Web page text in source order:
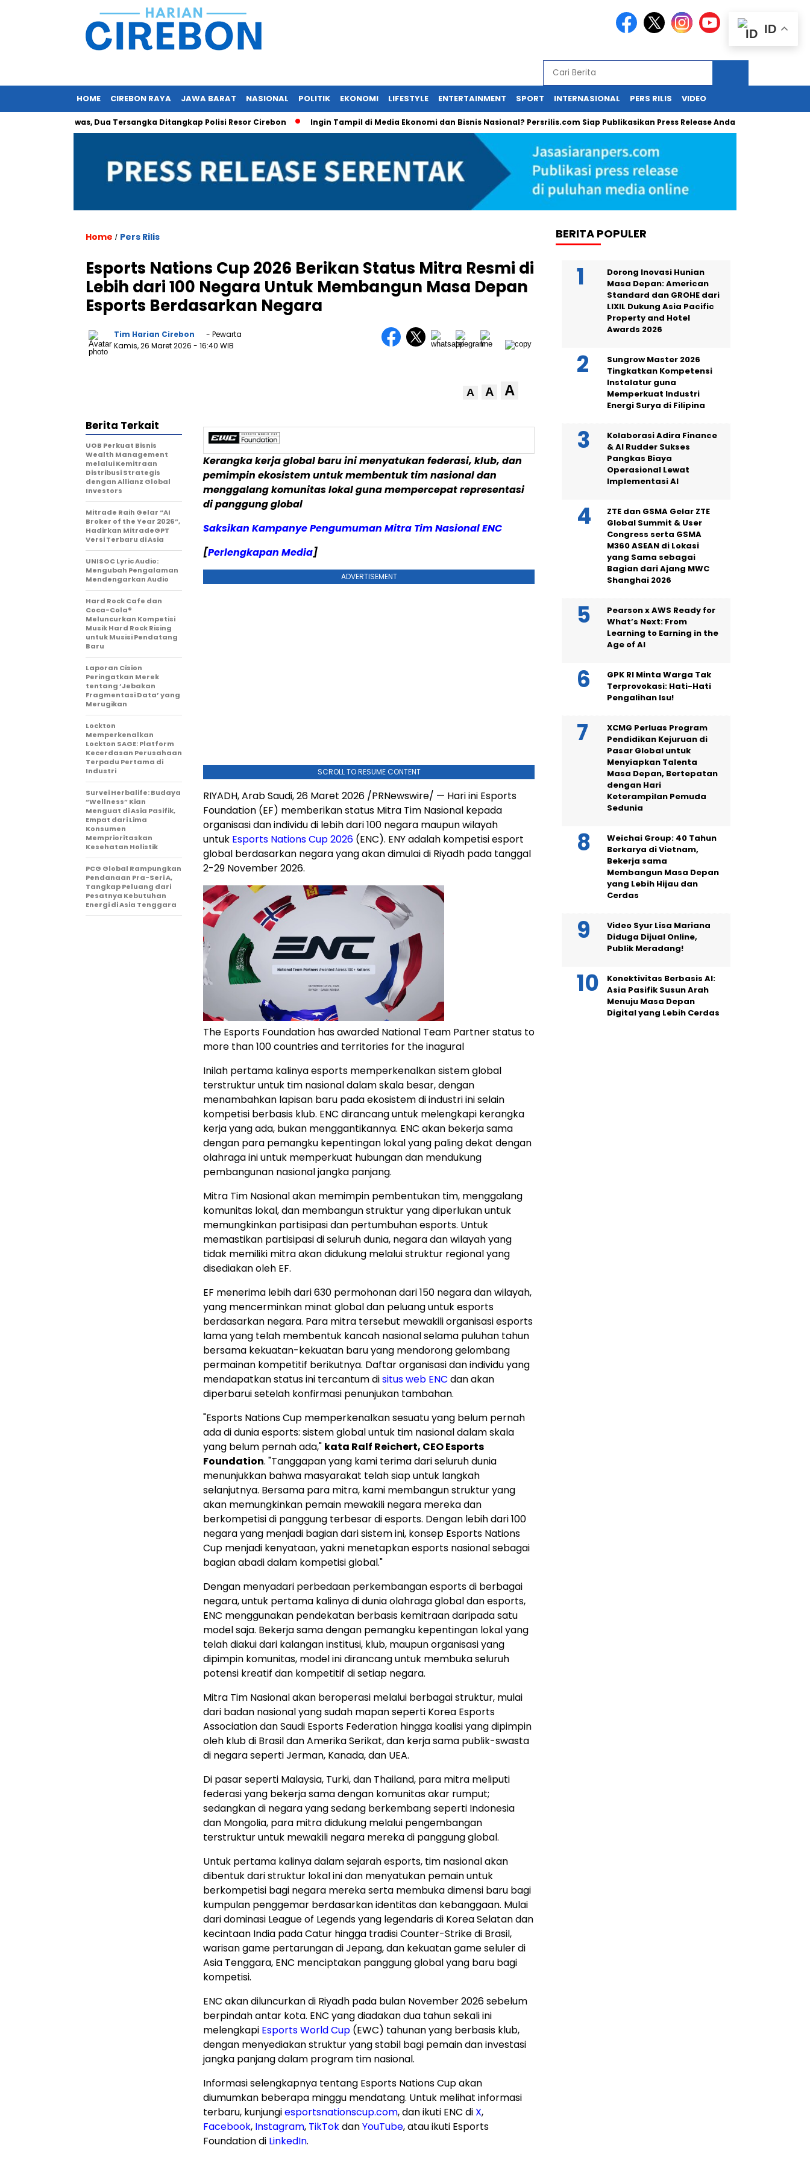
HOME CIREBON RAYA JAWA BARAT NASIONAL POLITIK EKONOMI LIFESTYLE ENTERTAINMENT SPORT INTERNASIONAL PERS RILIS VIDEO
Orang Tewas, Dua Tersangka Ditangkap Polisi Resor Cirebon Ingin Tampil di Media Ekonomi dan Bisnis Nasional? Persrilis.com Siap Publikasikan Press Release Anda! Guru SD di
Home / Pers Rilis
Esports Nations Cup 2026 Berikan Status Mitra Resmi di
Lebih dari 100 Negara Untuk Membangun Masa Depan
Esports Berdasarkan Negara
Tim Harian Cirebon
- Pewarta
Kamis, 26 Maret 2026 - 16:40 WIB
A A A
Kerangka kerja global baru ini menyatukan federasi, klub, dan
pemimpin ekosistem untuk membentuk tim nasional dan
menggalang komunitas lokal guna mempercepat representasi
di panggung global
Saksikan Kampanye Pengumuman Mitra Tim Nasional ENC
[Perlengkapan Media]
ADVERTISEMENT
SCROLL TO RESUME CONTENT
RIYADH, Arab Saudi,26 Maret 2026 /PRNewswire/ — Hari ini Esports
Foundation (EF) memberikan status Mitra Tim Nasional kepada
organisasi dan individu di lebih dari 100 negara maupun wilayah
untuk Esports Nations Cup 2026 (ENC). ENY adalah kompetisi esport
global berdasarkan negara yang akan dimulai di Riyadh pada tanggal
2-29 November 2026.
The Esports Foundation has awarded National Team Partner status to
more than 100 countries and territories for the inagural
Inilah pertama kalinya esports memperkenalkan sistem global
terstruktur untuk tim nasional dalam skala besar, dengan
menambahkan lapisan baru pada ekosistem di industri ini selain
kompetisi berbasis klub. ENC dirancang untuk melengkapi kerangka
kerja yang ada, bukan menggantikannya. ENC akan bekerja sama
dengan para pemangku kepentingan lokal yang paling dekat dengan
olahraga ini untuk memperkuat hubungan dan mendukung
pembangunan nasional jangka panjang.
Mitra Tim Nasional akan memimpin pembentukan tim, menggalang
komunitas lokal, dan membangun struktur yang diperlukan untuk
memungkinkan partisipasi dan pertumbuhan esports. Untuk
memastikan partisipasi di seluruh dunia, negara dan wilayah yang
tidak memiliki mitra akan didukung melalui struktur regional yang
disediakan oleh EF.
EF menerima lebih dari 630 permohonan dari 150 negara dan wilayah,
yang mencerminkan minat global dan peluang untuk esports
berdasarkan negara. Para mitra tersebut mewakili organisasi esports
lama yang telah membentuk kancah nasional selama puluhan tahun
bersama kekuatan-kekuatan baru yang mendorong gelombang
permainan kompetitif berikutnya. Daftar organisasi dan individu yang
mendapatkan status ini tercantum disitus web ENC dan akan
diperbarui setelah konfirmasi penunjukan tambahan.
"Esports Nations Cup memperkenalkan sesuatu yang belum pernah
ada di dunia esports: sistem global untuk tim nasional dalam skala
yang belum pernah ada," kata Ralf Reichert, CEO Esports
Foundation. "Tanggapan yang kami terima dari seluruh dunia
menunjukkan bahwa masyarakat telah siap untuk langkah
selanjutnya. Bersama para mitra, kami membangun struktur yang
akan memungkinkan pemain mewakili negara mereka dan
berkompetisi di panggung terbesar di esports. Dengan lebih dari 100
negara yang menjadi bagian dari sistem ini, konsep Esports Nations
Cup menjadi kenyataan, yakni menetapkan esports nasional sebagai
bagian abadi dalam kompetisi global."
Dengan menyadari perbedaan perkembangan esports di berbagai
negara, untuk pertama kalinya di dunia olahraga global dan esports,
ENC menggunakan pendekatan berbasis kemitraan daripada satu
model saja. Bekerja sama dengan pemangku kepentingan lokal yang
telah diakui dari kalangan institusi, klub, maupun organisasi yang
dipimpin komunitas, model ini dirancang untuk membuka seluruh
potensi kreatif dan kompetitif di setiap negara.
Mitra Tim Nasional akan beroperasi melalui berbagai struktur, mulai
dari badan nasional yang sudah mapan seperti Korea Esports
Association dan Saudi Esports Federation hingga koalisi yang dipimpin
oleh klub di Brasil dan Amerika Serikat, dan kerja sama publik-swasta
di negara seperti Jerman, Kanada, dan UEA.
Di pasar seperti Malaysia, Turki, dan Thailand, para mitra meliputi
federasi yang bekerja sama dengan komunitas akar rumput;
sedangkan di negara yang sedang berkembang seperti Indonesia
dan Mongolia, para mitra didukung melalui pengembangan
terstruktur untuk mewakili negara mereka di panggung global.
Untuk pertama kalinya dalam sejarah esports, tim nasional akan
dibentuk dari struktur lokal ini dan menyatukan pemain untuk
berkompetisi bagi negara mereka serta membuka dimensi baru bagi
kumpulan penggemar berdasarkan identitas dan kebanggaan. Mulai
dari dominasi League of Legends yang legendaris di Korea Selatan dan
kecintaan India pada Catur hingga tradisi Counter-Strike di Brasil,
warisan game pertarungan di Jepang, dan kekuatan game seluler di
Asia Tenggara, ENC menciptakan panggung global yang baru bagi
kompetisi.
ENC akan diluncurkan di Riyadh pada bulan November 2026 sebelum
berpindah antar kota. ENC yang diadakan dua tahun sekali ini
melengkapi Esports World Cup (EWC) tahunan yang berbasis klub,
dengan menyediakan struktur yang stabil bagi pemain dan investasi
jangka panjang dalam program tim nasional.
Informasi selengkapnya tentang Esports Nations Cup akan
diumumkan beberapa minggu mendatang. Untuk melihat informasi
terbaru, kunjungiesportsnationscup.com, dan ikuti ENC di X,
Facebook, Instagram, TikTokdanYouTube, atau ikuti Esports
Foundation di LinkedIn.
Berita Terkait
UOB Perkuat Bisnis
Wealth Management
melalui Kemitraan
Distribusi Strategis
dengan Allianz Global
Investors
Mitrade Raih Gelar “AI
Broker of the Year 2026”,
Hadirkan MitradeGPT
Versi Terbaru di Asia
UNISOC Lyric Audio:
Mengubah Pengalaman
Mendengarkan Audio
Hard Rock Cafe dan
Coca-Cola®
Meluncurkan Kompetisi
Musik Hard Rock Rising
untuk Musisi Pendatang
Baru
Laporan Cision
Peringatkan Merek
tentang ‘Jebakan
Fragmentasi Data’ yang
Merugikan
Lockton
Memperkenalkan
Lockton SAGE: Platform
Kecerdasan Perusahaan
Terpadu Pertama di
Industri
Survei Herbalife: Budaya
“Wellness” Kian
Menguat di Asia Pasifik,
Empat dari Lima
Konsumen
Memprioritaskan
Kesehatan Holistik
PCG Global Rampungkan
Pendanaan Pra-Seri A,
Tangkap Peluang dari
Pesatnya Kebutuhan
Energi di Asia Tenggara
BERITA POPULER
Dorong Inovasi Hunian
Masa Depan: American
Standard dan GROHE dari
LIXIL Dukung Asia Pacific
Property and Hotel
Awards 2026
Sungrow Master 2026
Tingkatkan Kompetensi
Instalatur guna
Memperkuat Industri
Energi Surya di Filipina
Kolaborasi Adira Finance
& AI Rudder Sukses
Pangkas Biaya
Operasional Lewat
Implementasi AI
ZTE dan GSMA Gelar ZTE
Global Summit & User
Congress serta GSMA
M360 ASEAN di Lokasi
yang Sama sebagai
Bagian dari Ajang MWC
Shanghai 2026
Pearson x AWS Ready for
What’s Next: From
Learning to Earning in the
Age of AI
GPK RI Minta Warga Tak
Terprovokasi: Hati-Hati
Pengalihan Isu!
XCMG Perluas Program
Pendidikan Kejuruan di
Pasar Global untuk
Menyiapkan Talenta
Masa Depan, Bertepatan
dengan Hari
Keterampilan Pemuda
Sedunia
Weichai Group: 40 Tahun
Berkarya di Vietnam,
Bekerja sama
Membangun Masa Depan
yang Lebih Hijau dan
Cerdas
Video Syur Lisa Mariana
Diduga Dijual Online,
Publik Meradang!
Konektivitas Berbasis AI:
Asia Pasifik Susun Arah
Menuju Masa Depan
Digital yang Lebih Cerdas
ID